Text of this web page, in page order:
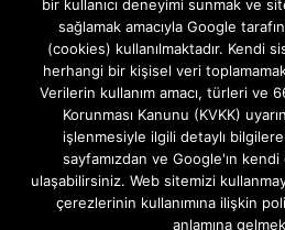
Hakkımızda
İletişim Kanalları
MODEM KURULUM
TEKNİK DESTEK
TELEVİZYON SİSTEMLERİ
bir kullanıcı deneyimi sunmak ve
sağlamak amacıyla Google
(cookies) kullanılmaktadır. Kendi
herhangi bir kişisel veri
Verilerin kullanım amacı, türleri ve
Korunması Kanunu (KVKK)
işlenmesiyle ilgili detaylı bilgilere
sayfamızdan ve Google'ın
ulaşabilirsiniz. Web sitemizi
çerezlerinin kullanımına ilişkin
anlamına